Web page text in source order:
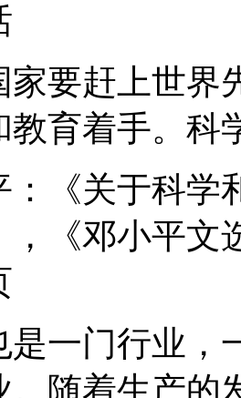
赶上世界
教育着手。科
关于科学和
，《邓小平文
门行业，
。随着生产的